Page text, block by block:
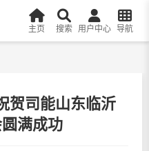
主页 搜索 用户中心 导航
贺司能山东临沂
满成功